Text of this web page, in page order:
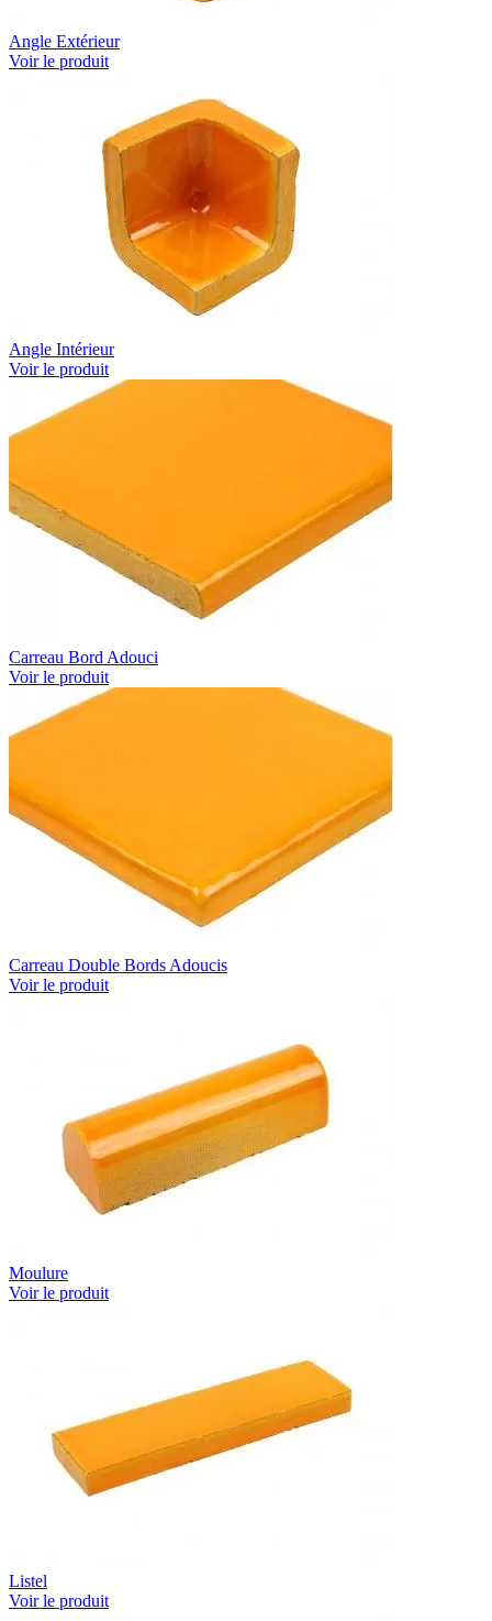
Angle Extérieur
Voir le produit
Angle Intérieur
Voir le produit
Carreau Bord Adouci
Voir le produit
Carreau Double Bords Adoucis
Voir le produit
Moulure
Voir le produit
Listel
Voir le produit